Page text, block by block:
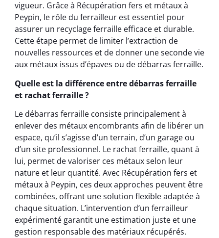
vigueur. Grâce à Récupération fers et métaux à
Peypin, le rôle du ferrailleur est essentiel pour
assurer un recyclage ferraille efficace et durable.
Cette étape permet de limiter l’extraction de
nouvelles ressources et de donner une seconde vie
aux métaux issus d’épaves ou de débarras ferraille.
Quelle est la différence entre débarras ferraille
et rachat ferraille ?
Le débarras ferraille consiste principalement à
enlever des métaux encombrants afin de libérer un
espace, qu’il s’agisse d’un terrain, d’un garage ou
d’un site professionnel. Le rachat ferraille, quant à
lui, permet de valoriser ces métaux selon leur
nature et leur quantité. Avec Récupération fers et
métaux à Peypin, ces deux approches peuvent être
combinées, offrant une solution flexible adaptée à
chaque situation. L’intervention d’un ferrailleur
expérimenté garantit une estimation juste et une
gestion responsable des matériaux récupérés.